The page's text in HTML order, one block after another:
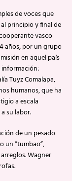
de voces que
principio y final de
vasco
años, por un grupo
en aquel país
información:
Tuyz Comalapa,
humanos, que ha
a escala
su labor.
de un pesado
un “tumbao”,
Wagner